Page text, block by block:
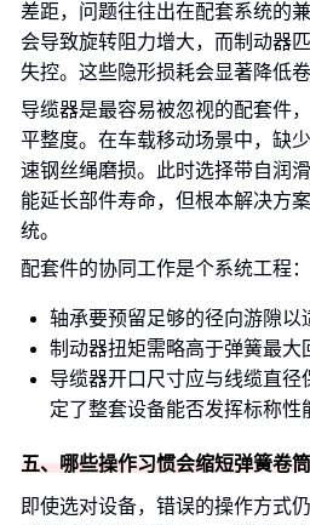
差距，问题往往出在配套系统的
会导致旋转阻力增大，而制动器
失控。这些隐形损耗会显著降低
导缆器是最容易被忽视的配套件
平整度。在车载移动场景中，缺
速钢丝绳磨损。此时选择带自润
能延长部件寿命，但根本解决方
统。
配套件的协同工作是个系统工程：
轴承要预留足够的径向游隙以
制动器扭矩需略高于弹簧最大
导缆器开口尺寸应与线缆直
定了整套设备能否发挥标称性
五、哪些操作习惯会缩短弹簧卷筒
即使选对设备，错误的操作方式